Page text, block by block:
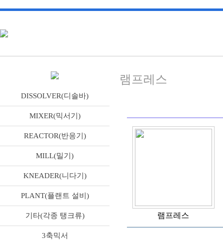
DISSOLVER(디솔바)
MIXER(믹서기)
REACTOR(반응기)
MILL(밀기)
KNEADER(니다기)
PLANT(플랜트 설비)
기타(각종 탱크류)
3축믹서
램프레스
램프레스